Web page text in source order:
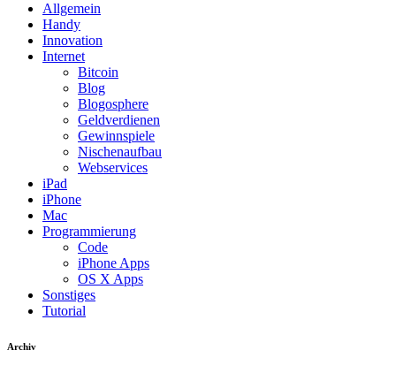
Allgemein
Handy
Innovation
Internet
Bitcoin
Blog
Blogosphere
Geldverdienen
Gewinnspiele
Nischenaufbau
Webservices
iPad
iPhone
Mac
Programmierung
Code
iPhone Apps
OS X Apps
Sonstiges
Tutorial
Archiv